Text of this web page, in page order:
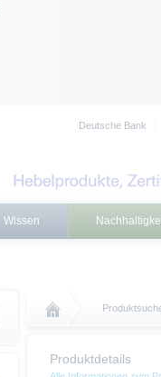
Deutsche Bank
Wissen
Produktdetails